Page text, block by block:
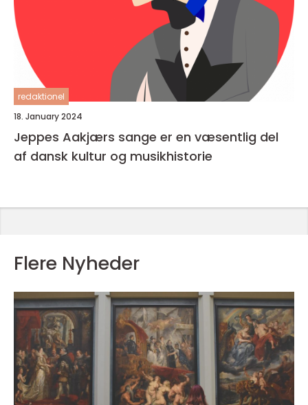
redaktionel
18. January 2024
Jeppes Aakjærs sange er en væsentlig del
af dansk kultur og musikhistorie
Flere Nyheder